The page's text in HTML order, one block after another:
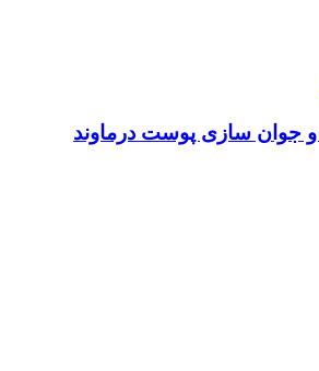
و جوان سازی پوست درماوند